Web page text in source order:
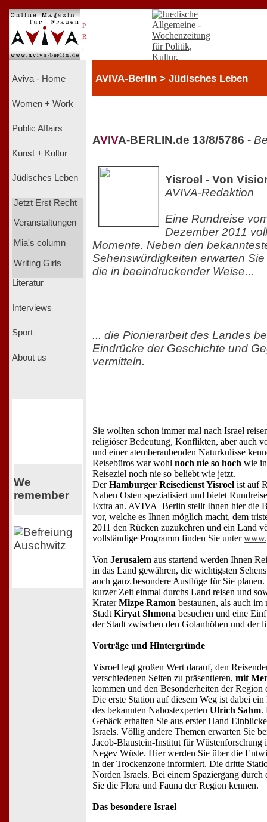
P
R
Aviva - Home
Women + Work
Public Affairs
Kunst + Kultur
Jüdisches Leben
Jetzt Erst Recht
Veranstaltungen
Mia's column
Writing Girls
Literatur
Interviews
Sport
About us
We
remember
AVIVA-Berlin > Jüdisches Leben
AVIVA-BERLIN.de 13/8/5786 -
Yisroel - Von
AVIVA-Redaktion
Eine Rundreise
Dezember 2011
Momente. Neben den
Sehenswürdigkeiten erwarten
die in beeindruckender Weise...
... die Pionierarbeit des Landes
Eindrücke der Geschichte und
vermitteln.
Sie wollten schon immer mal nach Israel
religiöser Bedeutung, Konflikten, aber auch
und einer atemberaubenden Naturkulisse
Reisebüros war wohl noch nie so hoch wie in
Reiseziel noch nie so beliebt wie jetzt.
DerHamburger Reisedienst Yisroel ist auf
Nahen Osten spezialisiert und bietet
Extra an. AVIVA–Berlin stellt Ihnen hier die
vor, welche es Ihnen möglich macht, dem
2011 den Rücken zuzukehren und ein Land
vollständige Programm finden Sie unter
Von Jerusalem aus startend werden Ihnen
in das Land gewähren, die wichtigsten
auch ganz besondere Ausflüge für Sie
kurzer Zeit einmal durchs Land reisen und
KraterMizpe Ramon bestaunen, als auch
Stadt Kiryat Shmona besuchen und eine
der Stadt zwischen den Golanhöhen und der
Vorträge und Hintergründe
Yisroel legt großen Wert darauf, den
verschiedenen Seiten zu präsentieren, mit
kommen und den Besonderheiten der
Die erste Station auf diesem Weg ist dabei
des bekannten Nahostexperten Ulrich Sahm.
Gebäck erhalten Sie aus erster Hand
Israels. Völlig andere Themen erwarten Sie
Jacob-Blaustein-Institut für Wüstenforschung
Negev Wüste. Hier werden Sie über die
in der Trockenzone informiert. Die dritte
Norden Israels. Bei einem Spaziergang durch
Sie die Flora und Fauna der Region kennen.
Das besondere Israel